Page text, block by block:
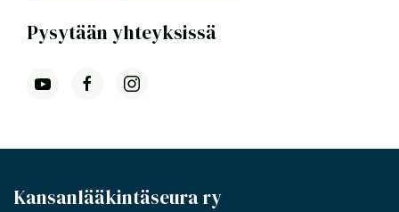
Pysytään yhteyksissä
Kansanlääkintäseura ry